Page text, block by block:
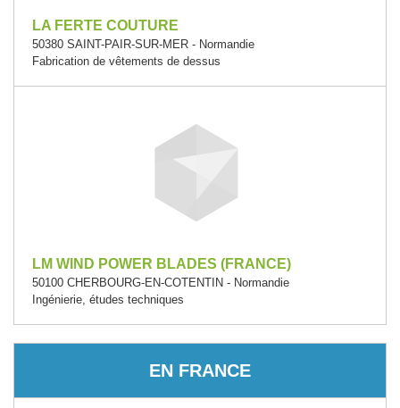
LA FERTE COUTURE
50380 SAINT-PAIR-SUR-MER - Normandie
Fabrication de vêtements de dessus
LM WIND POWER BLADES (FRANCE)
50100 CHERBOURG-EN-COTENTIN - Normandie
Ingénierie, études techniques
EN FRANCE